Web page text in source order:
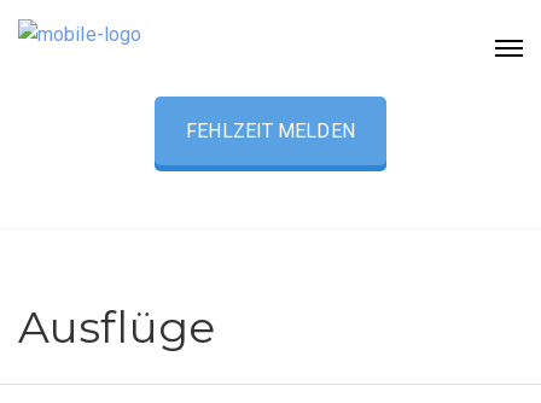
FEHLZEIT MELDEN
Ausflüge